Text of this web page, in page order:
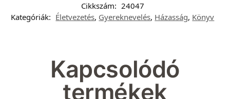
Cikkszám: 24047
Kategóriák: Életvezetés, Gyereknevelés, Házasság, Könyv
Kapcsolódó
termékek